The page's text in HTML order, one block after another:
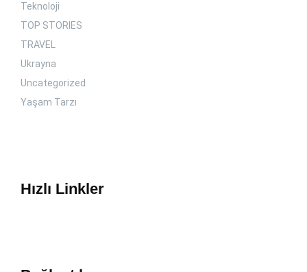
Teknoloji
TOP STORIES
TRAVEL
Ukrayna
Uncategorized
Yaşam Tarzı
Hızlı Linkler